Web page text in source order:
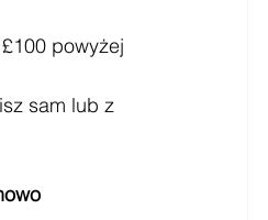
powyżej
sam lub z